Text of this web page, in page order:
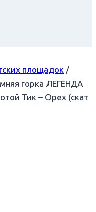
площадок /
горка ЛЕГЕНДА
Тик – Орех (скат